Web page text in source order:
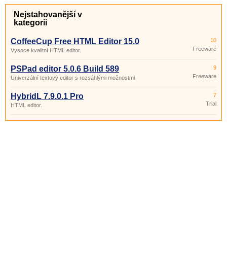
Nejstahovanější v
kategorii
CoffeeCup Free HTML Editor 15.0
Vysoce kvalitní HTML editor.
10
Freeware
PSPad editor 5.0.6 Build 589
Univerzální textový editor s rozsáhlými možnostmi
9
Freeware
HybridL 7.9.0.1 Pro
HTML editor.
7
Trial